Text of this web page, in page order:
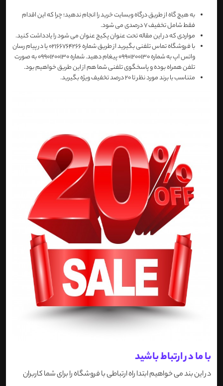
به هیچ گاه از طریق درگاه وبسایت خرید را انجام ندهید؛ چرا که این اقدام
فقط شامل تخفیف 7 درصدی می شود.
مواردی که در این مقاله تحت عنوان پکیج عنوان می شود را یادداشت کنید.
با فروشگاه تماس تلفنی بگیرید از طریق شماره 02166764266 یا در پیام رسان
واتس اپ به شماره 09901200130 پیغام دهید. شماره 09901200130 به صورت
تلفن همراه بوده و پاسخگوی تلفنی شما هم از این طریق خواهیم بود.
متناسب با برند مورد نظر تا 20 درصد تخفیف ویژه بگیرید.
با ما در ارتباط باشید
در این بند می خواهیم ابتدا راه ارتباطی با فروشگاه را برای شما کاربران